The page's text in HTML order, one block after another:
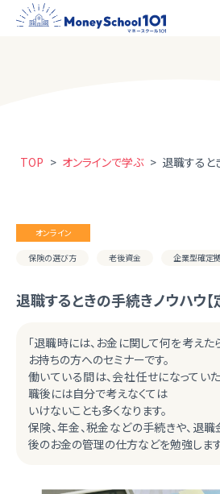
TOP > オンラインで学ぶ > 退職すると
オンライン
保険の選び方 老後資金 企業型確定
退職するときの手続きノウハウ【
「退職時には、お金に関して何を考えた
お持ちの方へのセミナーです。
働いている間は、会社任せになってい
職後には自分で考えなくては
いけないことも多くなります。
保険、年金、税金などの手続きや、退
後のお金の管理の仕方などを勉強します